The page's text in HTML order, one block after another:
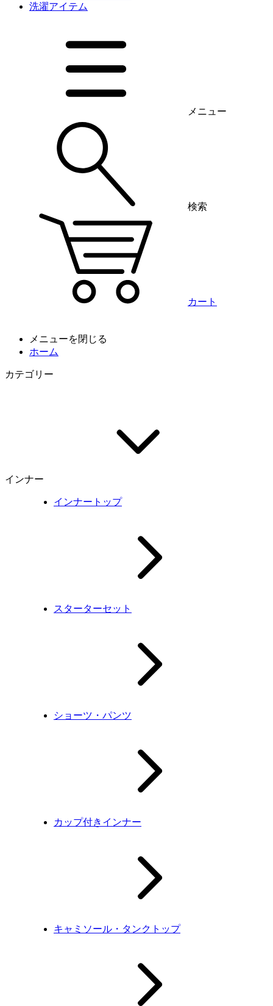
洗濯アイテム
メニュー
検索
カート
メニューを閉じる
ホーム
カテゴリー
インナー
インナートップ
スターターセット
ショーツ・パンツ
カップ付きインナー
キャミソール・タンクトップ